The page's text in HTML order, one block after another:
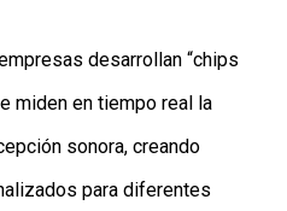
desarrollan “chips
miden en tiempo real la
sonora, creando
para diferentes